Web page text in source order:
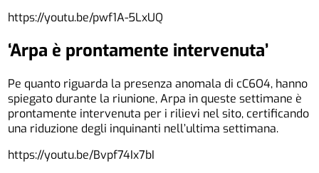
https://youtu.be/pwf1A-5LxUQ
‘Arpa è prontamente intervenuta’
Pe quanto riguarda la presenza anomala di cC6O4, hanno
spiegato durante la riunione, Arpa in queste settimane è
prontamente intervenuta per i rilievi nel sito, certificando
una riduzione degli inquinanti nell’ultima settimana.
https://youtu.be/Bvpf74Ix7bI